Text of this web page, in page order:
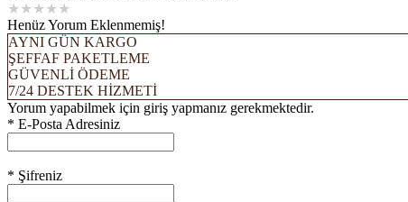
★★★★★
Henüz Yorum Eklenmemiş!
AYNI GÜN KARGO
ŞEFFAF PAKETLEME
GÜVENLİ ÖDEME
7/24 DESTEK HİZMETİ
Yorum yapabilmek için giriş yapmanız gerekmektedir.
* E-Posta Adresiniz
* Şifreniz